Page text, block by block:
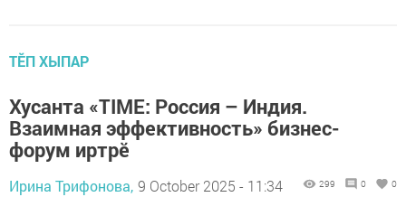
ТӖП ХЫПАР
Хусанта «TIME: Россия – Индия.
Взаимная эффективность» бизнес-
форум иртрӗ
Ирина Трифонова, 9 October 2025 - 11:34 299 0 0